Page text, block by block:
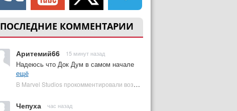
ПОСЛЕДНИЕ КОММЕНТАРИИ
Аритемий66 15 минут назад
Надеюсь что Док Дум в самом начале
ещё
В Marvel Studios прокомментировали возвращение Канга на экраны | Plugged In Ru
Чепуха час назад